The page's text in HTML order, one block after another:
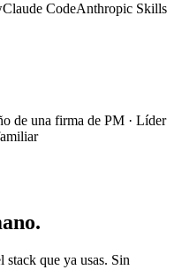
Claude CodeAnthropic Skills
de una firma de PM · Líder
stack que ya usas. Sin